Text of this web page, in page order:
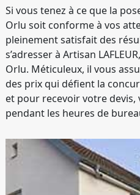
Si vous tenez à ce que la
Orlu soit conforme à vos
pleinement satisfait des
s’adresser à Artisan
Orlu. Méticuleux, il vous
des prix qui défient la
et pour recevoir votre devis,
pendant les heures de